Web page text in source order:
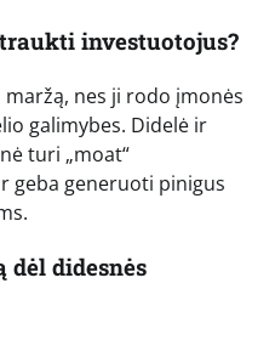
investuotojus?
nes ji rodo įmonės
galimybes. Didelė ir
turi „moat“
geba generuoti pinigus
didesnės